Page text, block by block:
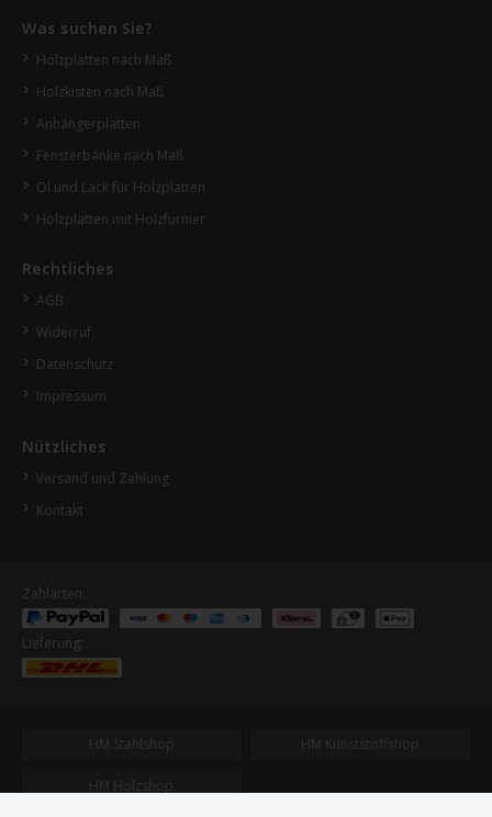
Was suchen Sie?
Holzplatten nach Maß
Holzkisten nach Maß
Anhängerplatten
Fensterbänke nach Maß
Öl und Lack für Holzplatten
Holzplatten mit Holzfurnier
Rechtliches
AGB
Widerruf
Datenschutz
Impressum
Nützliches
Versand und Zahlung
Kontakt
Zahlarten:
Lieferung:
HM Stahlshop HM Kunststoffshop
HM Holzshop